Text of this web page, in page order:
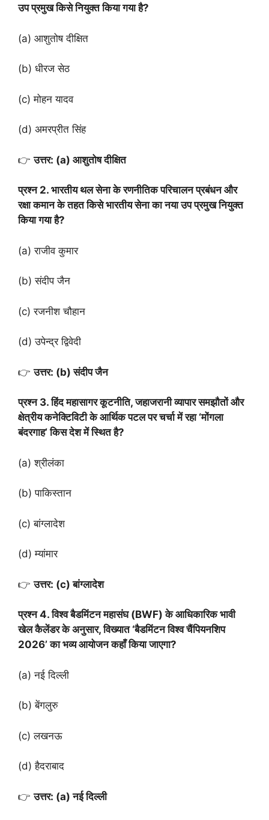
उप प्रमुख किसे नियुक्त किया गया है?
(a) आशुतोष दीक्षित
(b) धीरज सेठ
(c) मोहन यादव
(d) अमरप्रीत सिंह
👉उत्तर: (a) आशुतोष दीक्षित
प्रश्न 2. भारतीय थल सेना के रणनीतिक परिचालन प्रबंधन और
रक्षा कमान के तहत किसे भारतीय सेना का नया उप प्रमुख नियुक्त
किया गया है?
(a) राजीव कुमार
(b) संदीप जैन
(c) रजनीश चौहान
(d) उपेन्द्र द्विवेदी
👉उत्तर: (b) संदीप जैन
प्रश्न 3. हिंद महासागर कूटनीति, जहाजरानी व्यापार समझौतों और
क्षेत्रीय कनेक्टिविटी के आर्थिक पटल पर चर्चा में रहा ‘मोंगला
बंदरगाह’ किस देश में स्थित है?
(a) श्रीलंका
(b) पाकिस्तान
(c) बांग्लादेश
(d) म्यांमार
👉उत्तर: (c) बांग्लादेश
प्रश्न 4. विश्व बैडमिंटन महासंघ (BWF) के आधिकारिक भावी
खेल कैलेंडर के अनुसार, विख्यात ‘बैडमिंटन विश्व चैंपियनशिप
2026’ का भव्य आयोजन कहाँ किया जाएगा?
(a) नई दिल्ली
(b) बेंगलुरु
(c) लखनऊ
(d) हैदराबाद
👉उत्तर: (a) नई दिल्ली